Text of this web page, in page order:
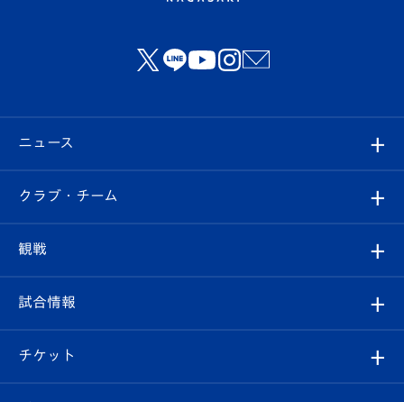
ニュース
すべて
クラブ
試合情報
クラブ・チーム
クラブ概要
エンブレム紹介
観戦
観戦ルール
はじめての観戦ガイド
試合情報
試合日程/結果
チケット